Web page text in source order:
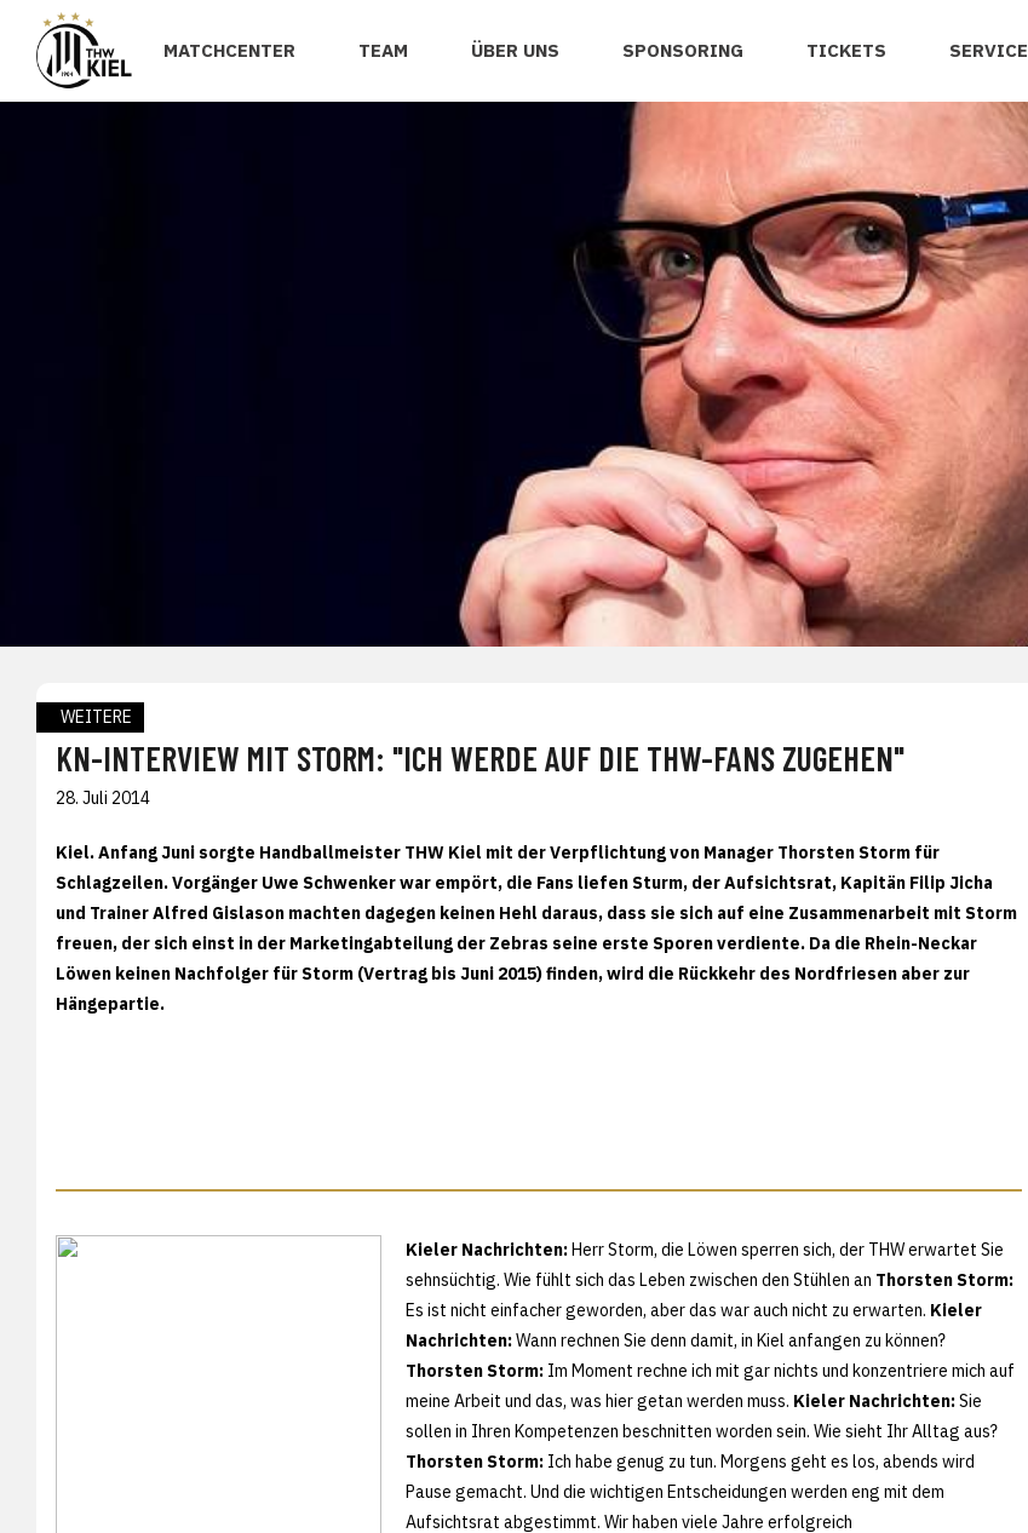
MATCHCENTER TEAM ÜBER UNS SPONSORING TICKETS SERVICE
WEITERE
KN-INTERVIEW MIT STORM: "ICH WERDE AUF DIE THW-FANS ZUGEHEN"
28. Juli 2014
Kiel. Anfang Juni sorgte Handballmeister THW Kiel mit der Verpflichtung von Manager Thorsten Storm für
Schlagzeilen. Vorgänger Uwe Schwenker war empört, die Fans liefen Sturm, der Aufsichtsrat, Kapitän Filip Jicha
und Trainer Alfred Gislason machten dagegen keinen Hehl daraus, dass sie sich auf eine Zusammenarbeit mit Storm
freuen, der sich einst in der Marketingabteilung der Zebras seine erste Sporen verdiente. Da die Rhein-Neckar
Löwen keinen Nachfolger für Storm (Vertrag bis Juni 2015) finden, wird die Rückkehr des Nordfriesen aber zur
Hängepartie.
Kieler Nachrichten:Herr Storm, die Löwen sperren sich, der THW erwartet Sie
sehnsüchtig. Wie fühlt sich das Leben zwischen den Stühlen an Thorsten Storm:
Es ist nicht einfacher geworden, aber das war auch nicht zu erwarten. Kieler
Nachrichten:Wann rechnen Sie denn damit, in Kiel anfangen zu können?
Thorsten Storm: Im Moment rechne ich mit gar nichts und konzentriere mich auf
meine Arbeit und das, was hier getan werden muss. Kieler Nachrichten:Sie
sollen in Ihren Kompetenzen beschnitten worden sein. Wie sieht Ihr Alltag aus?
Thorsten Storm: Ich habe genug zu tun. Morgens geht es los, abends wird
Pause gemacht. Und die wichtigen Entscheidungen werden eng mit dem
Aufsichtsrat abgestimmt. Wir haben viele Jahre erfolgreich